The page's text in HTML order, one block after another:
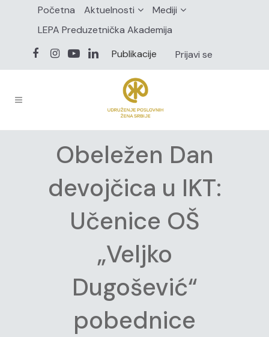
Početna Aktuelnosti
Mediji
LEPA Preduzetnička Akademija
Publikacije
Prijavi se
Obeležen Dan
devojčica u IKT:
Učenice OŠ
„Veljko
Dugošević“
pobednice